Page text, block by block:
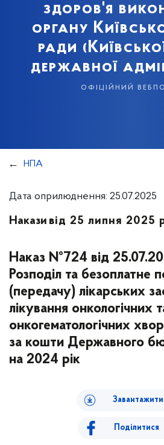
здоров'я
органу
ради
державної
офіційний
НПА
Дата оприлюднення: 25.07.2025
Накази від 25 липня 2025
Наказ №724 від
Розподіл та безоплатне
(передачу) лікарських
лікування онкологічних
онкогематологічних
за кошти Державного
на 2024 рік
Поділитися